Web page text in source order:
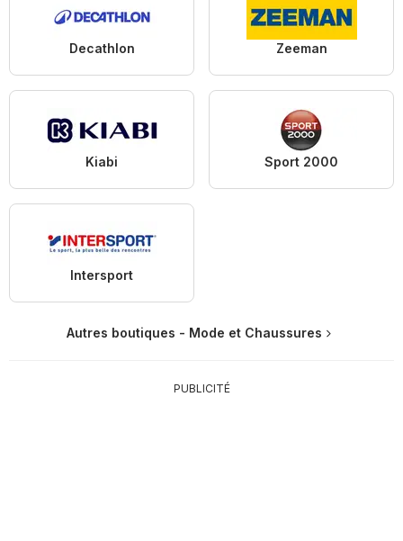
Decathlon Zeeman
Kiabi Sport 2000
Intersport
Autres boutiques - Mode et Chaussures
PUBLICITÉ